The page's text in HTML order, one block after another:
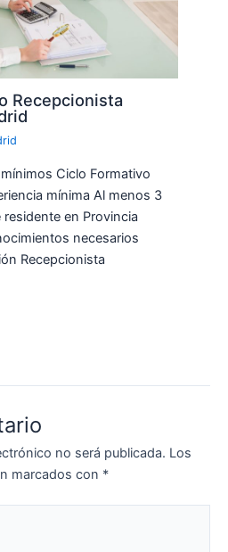
Recepcionista
Ciclo Formativo
mínima Al menos 3
en Provincia
necesarios
Recepcionista
no será publicada. Los
marcados con *